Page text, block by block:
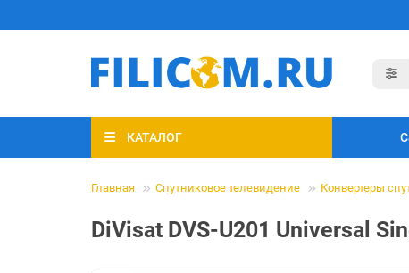
КАТАЛОГ
Главная Спутниковое телевидение Конвертеры
DiVisat DVS-U201 Universal